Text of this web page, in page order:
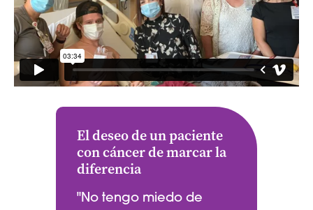
El deseo de un paciente
con cáncer de marcar la
diferencia
"No tengo miedo de